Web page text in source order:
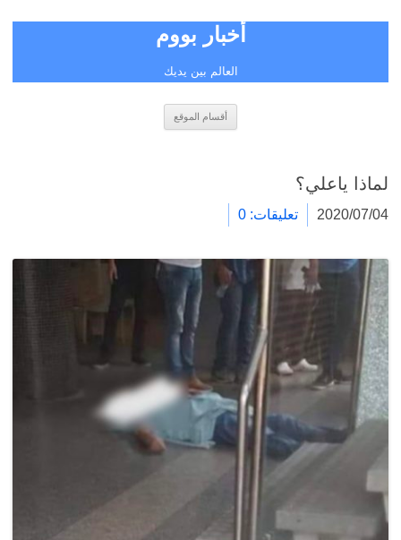
أخبار بووم
العالم بين يديك
أقسام الموقع
لماذا ياعلي؟
2020/07/04 تعليقات: 0